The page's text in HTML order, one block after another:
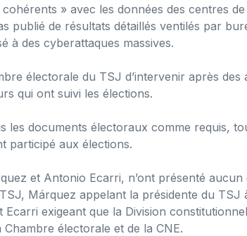
» avec les données des centres
publié de résultats détaillés ventilés par
à des cyberattaques massives.
électorale du TSJ d’intervenir après des
qui ont suivi les élections.
les documents électoraux comme requis,
participé aux élections.
et Antonio Ecarri, n’ont présenté
Márquez appelant la présidente du TSJ
exigeant que la Division
électorale et de la CNE.